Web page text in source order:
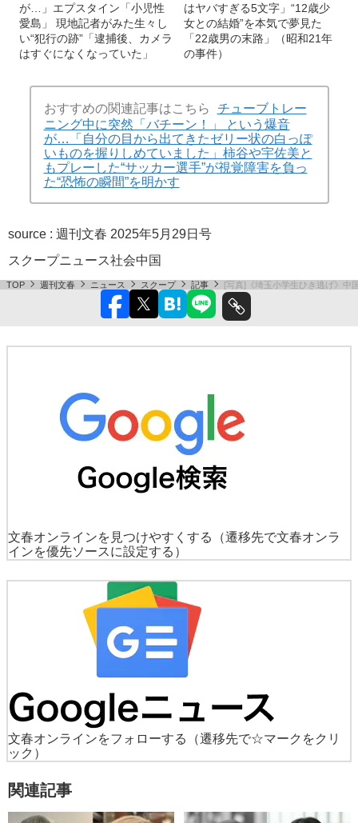
が…」エプスタイン「小児性
愛島」 現地記者がみた生々し
い“犯行の跡”「逮捕後、カメラ
はすぐになくなっていた」
はヤバすぎる5文字」“12歳少
女との結婚”を本気で夢見た
「22歳男の末路」（昭和21年
の事件）
おすすめの関連記事はこちら
チューブトレー
ニング中に突然「バチーン！」 という爆音
が…「自分の目から出てきたゼリー状の白っぽ
いものを握りしめていました」柿谷や宇佐美と
もプレーした“サッカー選手”が視覚障害を負っ
た“恐怖の瞬間”を明かす
source : 週刊文春 2025年5月29日号
スクープニュース社会中国
TOP 週刊文春 ニュース スクープ 記事 [写真]《埼玉小学生ひき逃げ》中
文春オンラインを見つけやすくする
（遷移先で文春オンラ
インを優先ソースに設定する）
文春オンラインをフォローする
（遷移先で☆マークをクリ
ック）
関連記事